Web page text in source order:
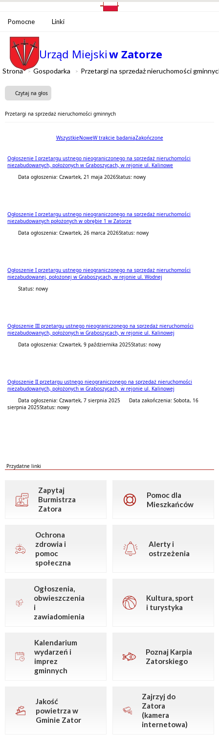
Pomocne Linki
Urząd Miejskiw Zatorze
Strona Gospodarka Przetargi na sprzedaż nieruchomości
Czytaj na głos
Przetargi na sprzedaż nieruchomości gminnych
WszystkieNoweW trakcie badaniaZakończone
Ogłoszenie I przetargu ustnego nieograniczonego na sprzedaż nieruchomości
niezabudowanych, położonych w Graboszycach, w rejonie ul. Kalinowe
Data ogłoszenia: Czwartek, 21 maja 2026Status: nowy
Ogłoszenie I przetargu ustnego nieograniczonego na sprzedaż nieruchomości
niezabudowanych położonych w obrębie 1 w Zatorze
Data ogłoszenia: Czwartek, 26 marca 2026Status: nowy
Ogłoszenie I przetargu ustnego nieograniczonego na sprzedaż nieruchomości
niezabudowanej, położonej w Graboszycach, w rejonie ul. Wodnej
Status: nowy
Ogłoszenie III przetargu ustnego nieograniczonego na sprzedaż nieruchomości
niezabudowanych, położonych w Graboszycach, w rejonie ul. Kalinowej
Data ogłoszenia: Czwartek, 9 października 2025Status: nowy
Ogłoszenie II przetargu ustnego nieograniczonego na sprzedaż nieruchomości
niezabudowanych, położonych w Graboszycach, w rejonie ul. Kalinowej
Data ogłoszenia: Czwartek, 7 sierpnia 2025 Data zakończenia: Sobota, 16
sierpnia 2025Status: nowy
Przydatne linki
Zapytaj
Burmistrza
Zatora
Pomoc dla
Mieszkańców
Ochrona
zdrowia i
pomoc
społeczna
Alerty i
ostrzeżenia
Ogłoszenia,
obwieszczenia
i
zawiadomienia
Kultura, sport
i turystyka
Kalendarium
wydarzeń i
imprez
gminnych
Poznaj Karpia
Zatorskiego
Jakość
powietrza w
Gminie Zator
Zajrzyj do
Zatora
(kamera
internetowa)